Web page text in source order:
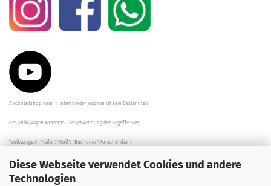
Diese Webseite verwendet Cookies und andere
Technologien
Aircooledshop.com , Hintersberger Joachim ist kein Bestandteil
des Volkswagen Konzerns. Die Verwendung der Begriffe "VW",
"Volkswagen", "Käfer", "Golf", "Bus" oder "Porsche" dient
der Beschreibung der Teile und stellt in keinem Fall eine direkte
Verbindung zu dem Unternehmen "Volkswagen" her/da.